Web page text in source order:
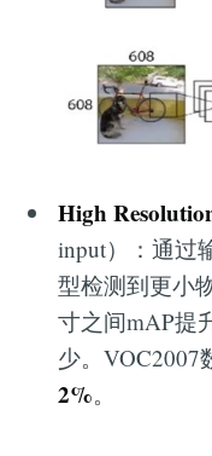
High
input）：通过
型检测到更小
寸之间mAP提
少。VOC2007
2%。